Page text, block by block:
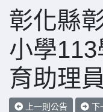
彰化縣
小學
育助理
上一則公告 下